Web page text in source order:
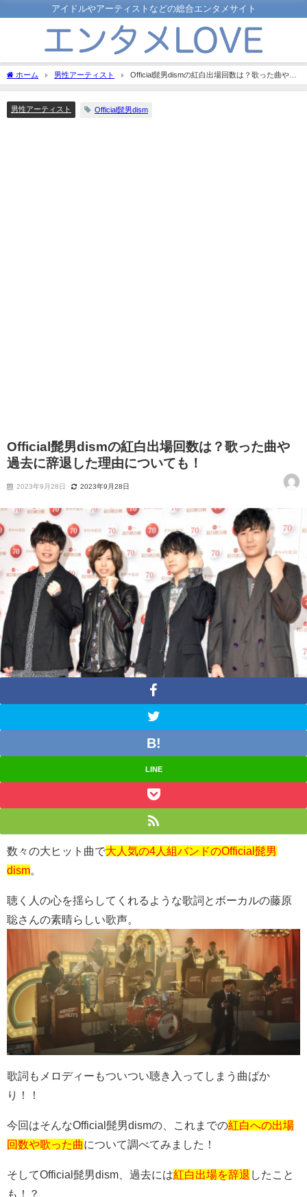
アイドルやアーティストなどの総合エンタメサイト
ホーム 男性アーティスト
Official髭男dismの紅白出場回数は？歌った曲や過
去に辞退した理由についても！
男性アーティスト Official髭男dism
Official髭男dismの紅白出場回数は？歌った曲や
過去に辞退した理由についても！
2023年9月28日 2023年9月28日
LINE
数々の大ヒット曲で大人気の4人組バンドのOfficial髭男
dism
聴く人の心を揺らしてくれるような歌詞とボーカルの藤原
聡さんの素晴らしい歌声。
歌詞もメロディーもついつい聴き入ってしまう曲ばか
り！！
今回はそんなOfficial髭男dismの、これまでの紅白への出場
回数や歌った曲について調べてみました！
そしてOfficial髭男dism、過去には紅白出場を辞退 したこと
も！？